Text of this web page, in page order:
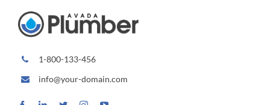
1-800-133-456
info@your-domain.com